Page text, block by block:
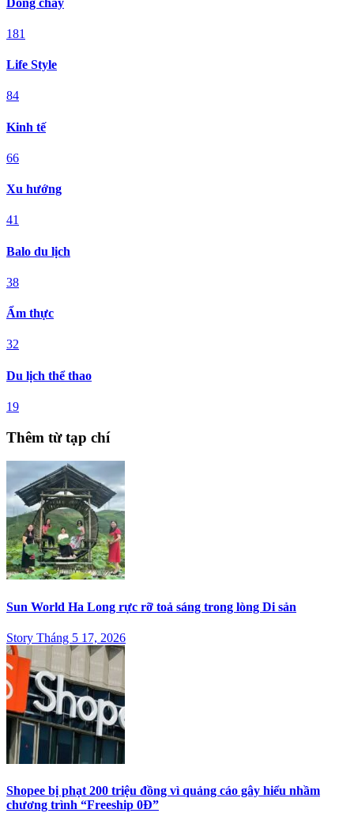
181
Life Style
84
Kinh tế
66
Xu hướng
41
Balo du lịch
38
Ẩm thực
32
Du lịch thể thao
19
Thêm từ tạp chí
Sun World Ha Long rực rỡ toả sáng trong lòng Di sản
Story Tháng 5 17, 2026
Shopee bị phạt 200 triệu đồng vì quảng cáo gây hiểu nhầm
chương trình “Freeship 0Đ”